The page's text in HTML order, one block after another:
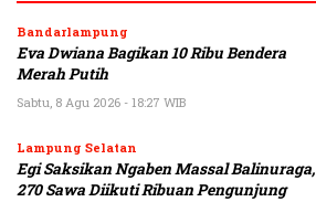
Bandarlampung
Eva Dwiana Bagikan 10 Ribu Bendera
Merah Putih
Sabtu, 8 Agu 2026 - 18:27 WIB
Lampung Selatan
Egi Saksikan Ngaben Massal Balinuraga,
270 Sawa Diikuti Ribuan Pengunjung